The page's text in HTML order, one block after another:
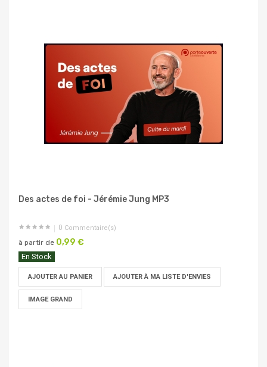
Des actes de foi - Jérémie Jung MP3
0 Commentaire(s)
à partir de 0,99 €
En Stock
AJOUTER AU PANIER AJOUTER À MA LISTE D'ENVIES
IMAGE GRAND